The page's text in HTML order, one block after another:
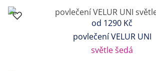
od 1290 Kč
povlečení VELUR UNI
světle šedá